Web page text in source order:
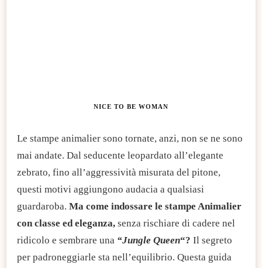
NICE TO BE WOMAN
Le stampe animalier sono tornate, anzi, non se ne sono
mai andate. Dal seducente leopardato all’elegante
zebrato, fino all’aggressività misurata del pitone,
questi motivi aggiungono audacia a qualsiasi
guardaroba. Ma come indossare le stampe Animalier
con classe ed eleganza, senza rischiare di cadere nel
ridicolo e sembrare una “Jungle Queen“? Il segreto
per padroneggiarle sta nell’equilibrio. Questa guida